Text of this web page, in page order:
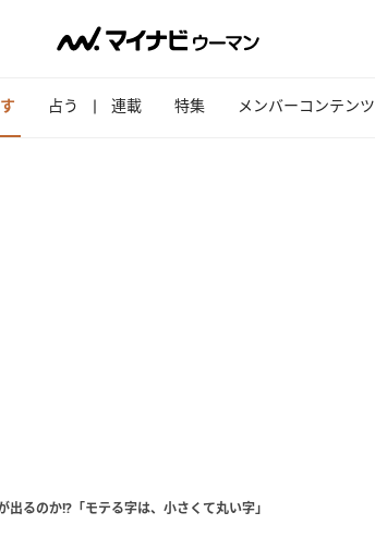
占う 連載 特集 メンバーコンテンツ
るのか!?「モテる字は、小さくて丸い字」